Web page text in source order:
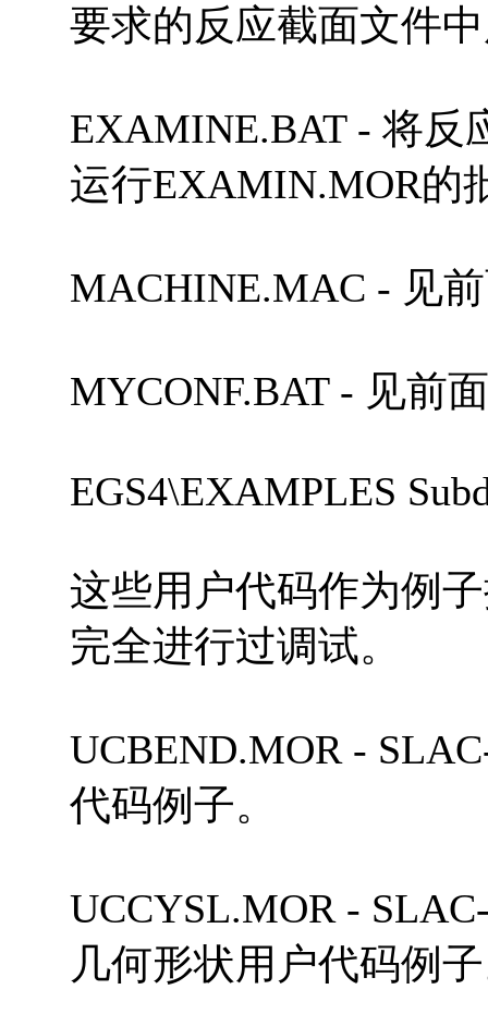
要求的反应截面文件
EXAMINE.BAT - 将反
运行EXAMIN.MOR的
MACHINE.MAC - 见
MYCONF.BAT - 见前
EGS4\EXAMPLES
这些用户代码作为例
完全进行过调试。
UCBEND.MOR -
代码例子。
UCCYSL.MOR -
几何形状用户代码例